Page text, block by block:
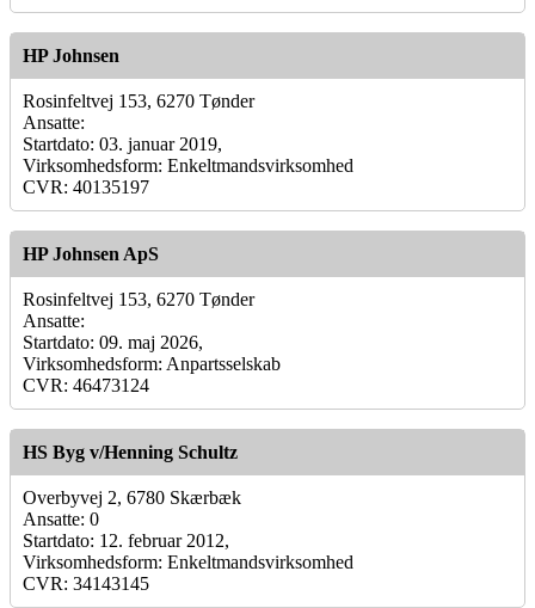
HP Johnsen
Rosinfeltvej 153, 6270 Tønder
Ansatte:
Startdato: 03. januar 2019,
Virksomhedsform: Enkeltmandsvirksomhed
CVR: 40135197
HP Johnsen ApS
Rosinfeltvej 153, 6270 Tønder
Ansatte:
Startdato: 09. maj 2026,
Virksomhedsform: Anpartsselskab
CVR: 46473124
HS Byg v/Henning Schultz
Overbyvej 2, 6780 Skærbæk
Ansatte: 0
Startdato: 12. februar 2012,
Virksomhedsform: Enkeltmandsvirksomhed
CVR: 34143145